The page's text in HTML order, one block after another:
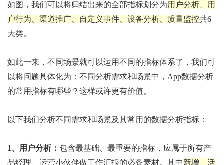
如图，我们可以将归结出来的全部指标划分为用户分析、用
户行为、渠道推广、自定义事件、设备分析、质量监控共6
大类。
如此一来，不同场景就可以运用不同的指标体系了，我们可
以将问题具体化为：不同分析需求和场景中，App数据分析
的常用指标有哪些？这样或许更有价值。
以下我们分析不同需求和场景及其常用的数据分析指标：
1、用户分析： 包含最基础、最重要的指标，应属于所有产
品经理、运营小伙伴做工作汇报的必备素材。其中新增、活